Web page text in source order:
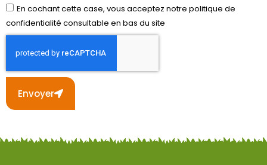
En cochant cette case, vous acceptez notre politique de
confidentialité consultable en bas du site
Envoyer